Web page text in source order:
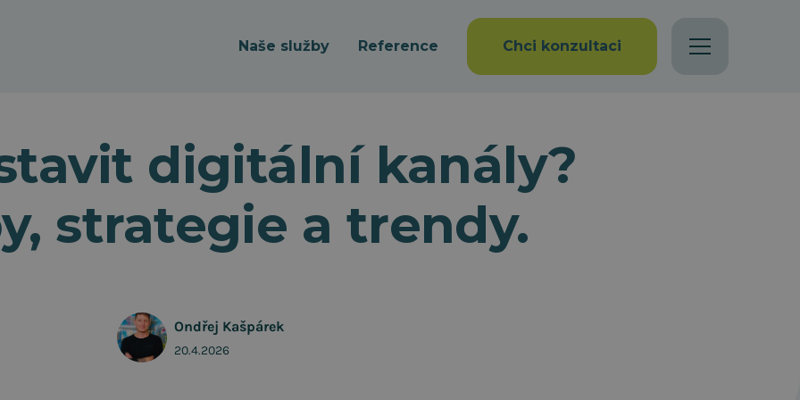
Naše služby Reference Chci konzultaci
digitální kanály?
strategie a trendy.
Ondřej Kašpárek
20.4.2026